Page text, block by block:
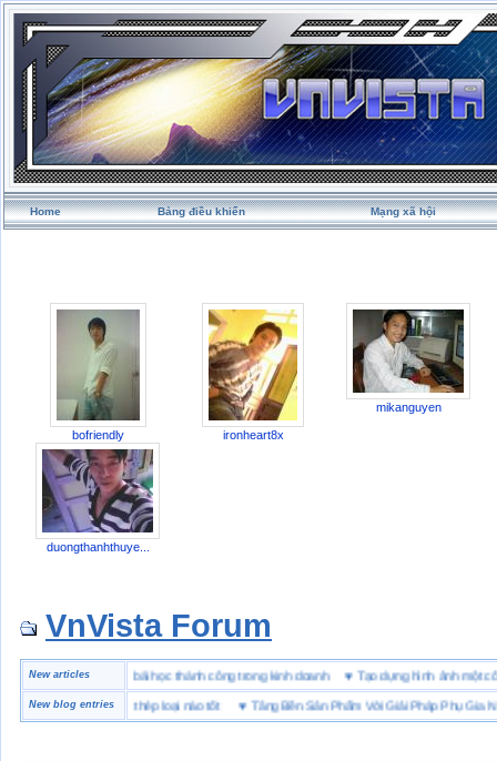
Home Bảng điều khiển Mạng xã hội
bofriendly ironheart8x
mikanguyen
duongthanhthuye...
VnVista Forum
New articles
biệt” của Microsoft ♥4 bài học thành công trong kinh doanh ♥Tạo dựng hình ảnh
New blog entries
hộ lót Kevlar và lót thép loại nào tốt♥ Tăng Bền Sản Phẩm Với Giải Pháp Phụ Gia Nhựa